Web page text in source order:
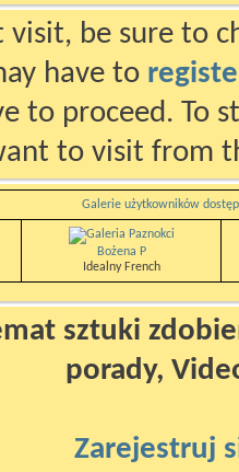
visit, be sure to
have to
to proceed. To
to visit from
Galerie użytkowników
Bożena P
Idealny French
sztuki
porady,
Zarejestruj